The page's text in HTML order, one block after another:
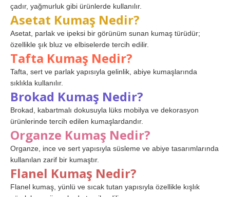
çadır, yağmurluk gibi ürünlerde kullanılır.
Asetat Kumaş Nedir?
Asetat, parlak ve ipeksi bir görünüm sunan kumaş türüdür;
özellikle şık bluz ve elbiselerde tercih edilir.
Tafta Kumaş Nedir?
Tafta, sert ve parlak yapısıyla gelinlik, abiye kumaşlarında
sıklıkla kullanılır.
Brokad Kumaş Nedir?
Brokad, kabartmalı dokusuyla lüks mobilya ve dekorasyon
ürünlerinde tercih edilen kumaşlardandır.
Organze Kumaş Nedir?
Organze, ince ve sert yapısıyla süsleme ve abiye tasarımlarında
kullanılan zarif bir kumaştır.
Flanel Kumaş Nedir?
Flanel kumaş, yünlü ve sıcak tutan yapısıyla özellikle kışlık